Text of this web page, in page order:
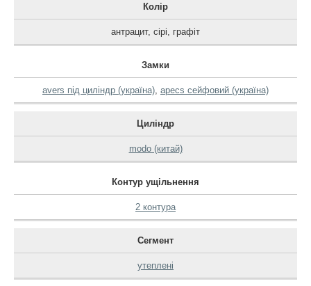
Колір
антрацит, сірі графіт
Замки
avers під циліндр (україна) apecs сейфовий (україна)
Циліндр
modo (китай)
Контур ущільнення
2 контура
Сегмент
утеплені